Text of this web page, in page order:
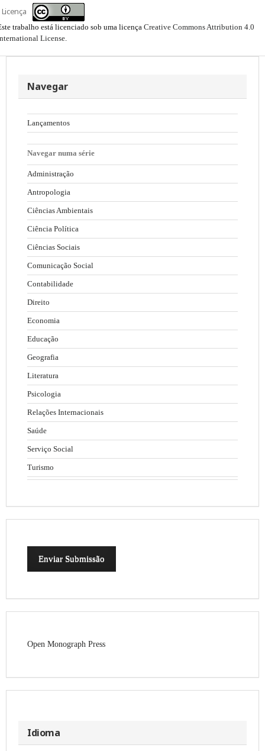
Licença
trabalho está licenciado sob uma licença Creative Commons Attribution 4.0
License.
Navegar
Lançamentos
Navegar numa série
Administração
Antropologia
Ciências Ambientais
Ciência Política
Ciências Sociais
Comunicação Social
Contabilidade
Direito
Economia
Educação
Geografia
Literatura
Psicologia
Relações Internacionais
Saúde
Serviço Social
Turismo
Enviar Submissão
Open Monograph Press
Idioma